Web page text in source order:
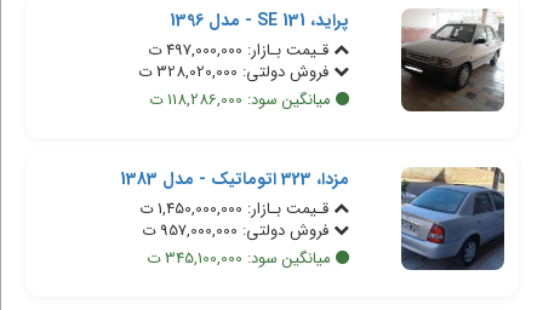
پراید، 131 SE - مدل 1396
قـیمت بـازار: 497,000,000 ت
فروش دولتی: 328,020,000 ت
میانگین سود: 118,286,000 ت
مزدا، 323 اتوماتیک - مدل 1383
قـیمت بـازار: 1,450,000,000 ت
فروش دولتی: 957,000,000 ت
میانگین سود: 345,100,000 ت